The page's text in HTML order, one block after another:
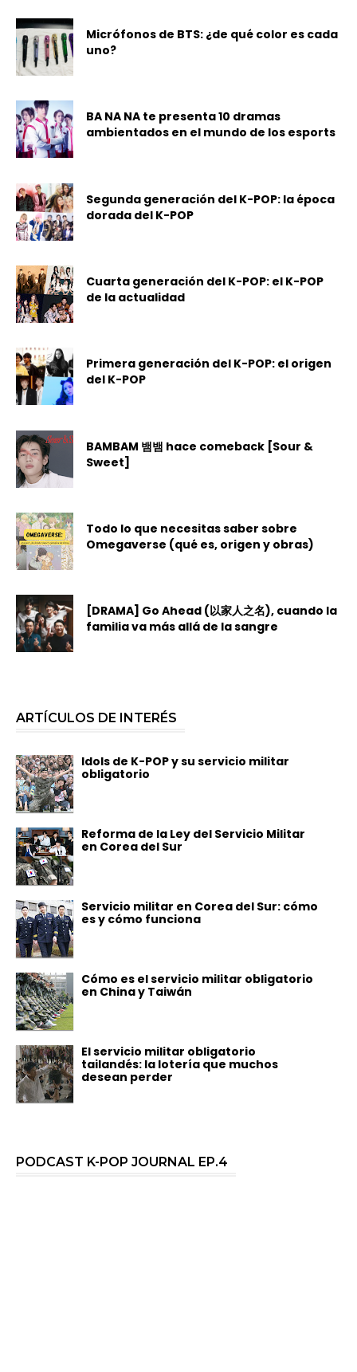
Micrófonos de BTS: ¿de qué color es cada
uno?
BA NA NA te presenta 10 dramas
ambientados en el mundo de los esports
Segunda generación del K-POP: la época
dorada del K-POP
Cuarta generación del K-POP: el K-POP
de la actualidad
Primera generación del K-POP: el origen
del K-POP
BAMBAM 뱀뱀 hace comeback [Sour &
Sweet]
Todo lo que necesitas saber sobre
Omegaverse (qué es, origen y obras)
[DRAMA] Go Ahead (以家人之名), cuando la
familia va más allá de la sangre
ARTÍCULOS DE INTERÉS
Idols de K-POP y su servicio militar
obligatorio
Reforma de la Ley del Servicio Militar
en Corea del Sur
Servicio militar en Corea del Sur: cómo
es y cómo funciona
Cómo es el servicio militar obligatorio
en China y Taiwán
El servicio militar obligatorio
tailandés: la lotería que muchos
desean perder
PODCAST K-POP JOURNAL EP.4